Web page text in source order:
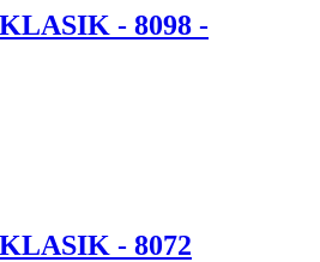
- 8098 -
- 8072